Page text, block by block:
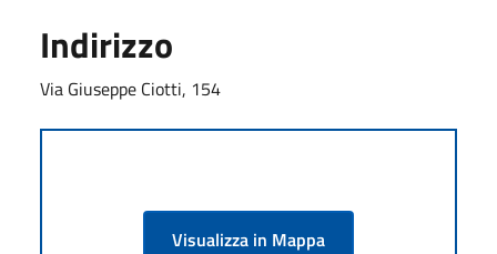
Indirizzo
Via Giuseppe Ciotti, 154
Visualizza in Mappa